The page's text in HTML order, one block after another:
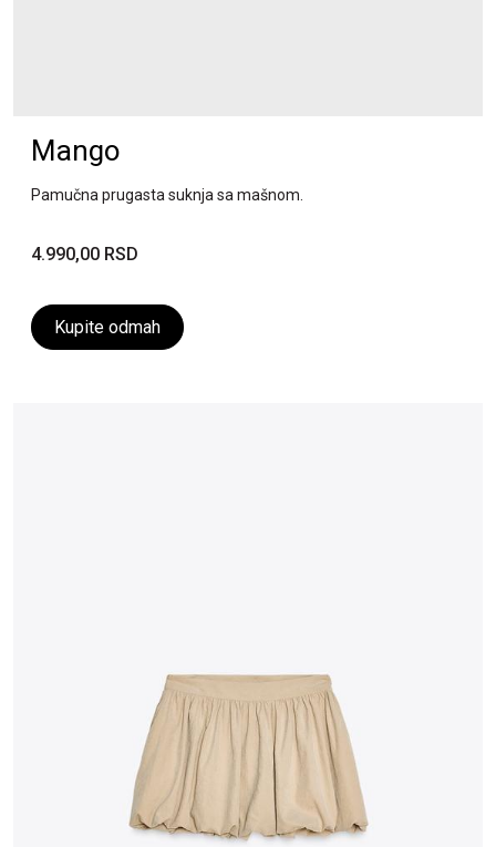
Mango
Pamučna prugasta suknja sa mašnom.
4.990,00 RSD
Kupite odmah